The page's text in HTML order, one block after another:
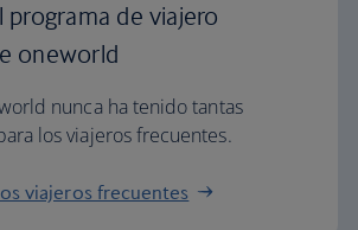
programa de viajero
oneworld
nunca ha tenido tantas
los viajeros frecuentes.
viajeros frecuentes